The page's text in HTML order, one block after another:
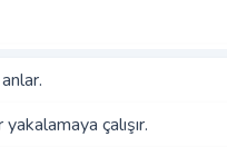
çalışır.